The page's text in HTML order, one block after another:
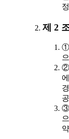
제 2
①
②
③